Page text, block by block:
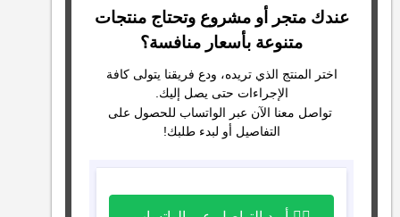
عندك متجر أو مشروع وتحتاج منتجات
متنوعة بأسعار منافسة؟
اختر المنتج الذي تريده، ودع فريقنا يتولى كافة
الإجراءات حتى يصل إليك.
تواصل معنا الآن عبر الواتساب للحصول على
التفاصيل أو لبدء طلبك!